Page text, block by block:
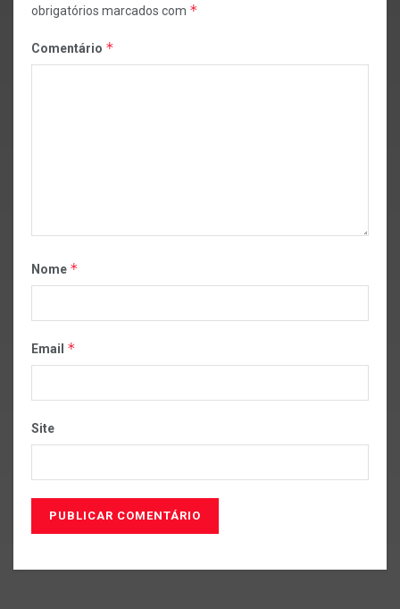
obrigatórios marcados com *
Comentário *
Nome *
Email *
Site